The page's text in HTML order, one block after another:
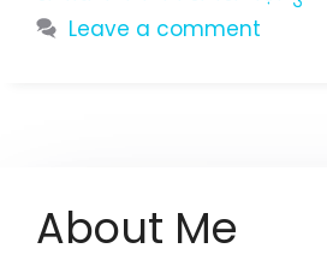
Leave a comment
About Me